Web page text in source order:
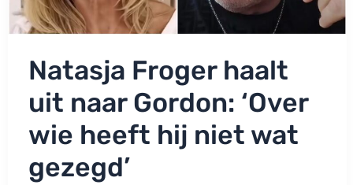
Natasja Froger haalt
uit naar Gordon: ‘Over
wie heeft hij niet wat
gezegd’